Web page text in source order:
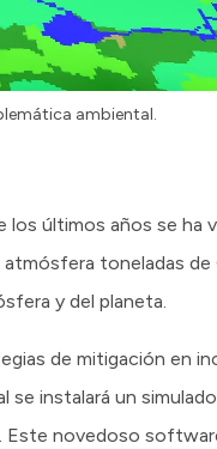
ambiental.
los últimos años se ha
toneladas de
y del planeta.
de mitigación en
instalará un
Este novedoso